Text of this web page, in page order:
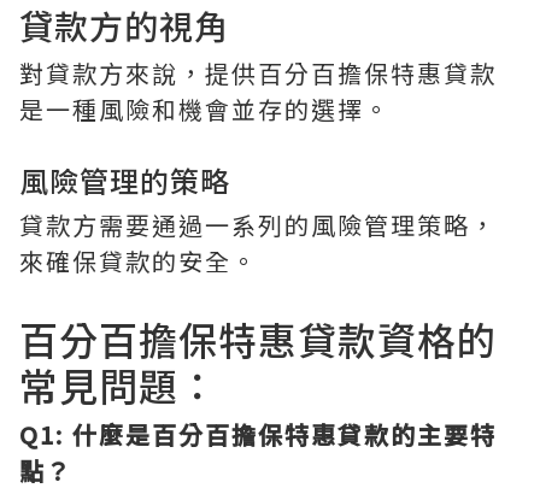
貸款方的視角
對貸款方來說，提供百分百擔保特惠貸款
是一種風險和機會並存的選擇。
風險管理的策略
貸款方需要通過一系列的風險管理策略，
來確保貸款的安全。
百分百擔保特惠貸款資格的
常見問題：
Q1: 什麼是百分百擔保特惠貸款的主要特
點？